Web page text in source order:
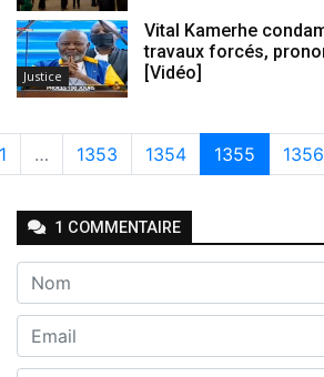
Justice
Vital Kamerhe
travaux forcés,
[Vidéo]
… 1353 1354 1355 1356
1 COMMENTAIRE